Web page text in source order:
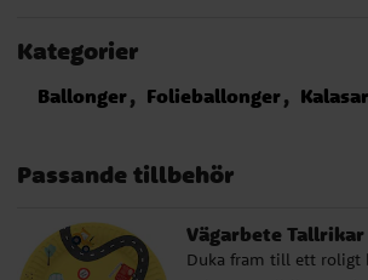
Kategorier
Ballonger Folieballonger
Passande tillbehör
Vägarbete
Duka fram till ett roligt